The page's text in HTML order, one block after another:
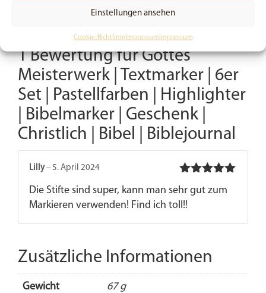
Einstellungen ansehen
Cookie-RichtlinieImpressum Impressum
bist, geschaffen mit unendlicher Sorgfalt und Liebe.
1 Bewertung fürGottes
Meisterwerk | Textmarker | 6er
Set | Pastellfarben | Highlighter
| Bibelmarker | Geschenk |
Christlich | Bibel | Biblejournal
Bewertet
mit5von 5
Lilly– 5. April 2024
Die Stifte sind super, kann man sehr gut zum
Markieren verwenden! Find ich toll!!
Zusätzliche Informationen
Gewicht 67 g